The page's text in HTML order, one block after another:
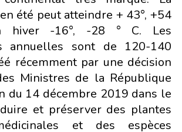
été peut atteindre + 43°, +54
-16°, -28 ° C. Les
annuelles sont de 120-140
récemment par une décision
Ministres de la République
du 14 décembre 2019 dans le
et préserver des plantes
et des espèces